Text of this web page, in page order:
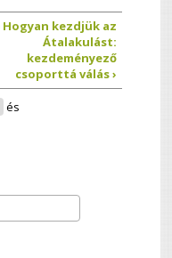
Hogyan kezdjük az
Átalakulást:
kezdeményező
csoporttá válás ›
és